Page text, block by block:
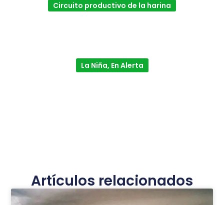
Circuito productivo de la harina
La Niña, En Alerta
Artículos relacionados